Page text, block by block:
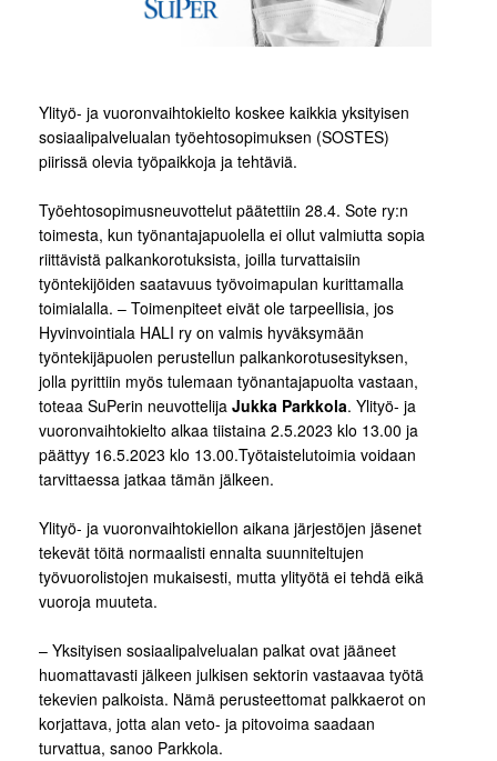
Ylityö- ja vuoronvaihtokielto koskee kaikkia yksityisen
sosiaalipalvelualan työehtosopimuksen (SOSTES)
piirissä olevia työpaikkoja ja tehtäviä.
Työehtosopimusneuvottelut päätettiin 28.4. Sote ry:n
toimesta, kun työnantajapuolella ei ollut valmiutta sopia
riittävistä palkankorotuksista, joilla turvattaisiin
työntekijöiden saatavuus työvoimapulan kurittamalla
toimialalla. – Toimenpiteet eivät ole tarpeellisia, jos
Hyvinvointiala HALI ry on valmis hyväksymään
työntekijäpuolen perustellun palkankorotusesityksen,
jolla pyrittiin myös tulemaan työnantajapuolta vastaan,
toteaa SuPerin neuvottelija Jukka Parkkola. Ylityö- ja
vuoronvaihtokielto alkaa tiistaina 2.5.2023 klo 13.00 ja
päättyy 16.5.2023 klo 13.00.Työtaistelutoimia voidaan
tarvittaessa jatkaa tämän jälkeen.
Ylityö- ja vuoronvaihtokiellon aikana järjestöjen jäsenet
tekevät töitä normaalisti ennalta suunniteltujen
työvuorolistojen mukaisesti, mutta ylityötä ei tehdä eikä
vuoroja muuteta.
– Yksityisen sosiaalipalvelualan palkat ovat jääneet
huomattavasti jälkeen julkisen sektorin vastaavaa työtä
tekevien palkoista. Nämä perusteettomat palkkaerot on
korjattava, jotta alan veto- ja pitovoima saadaan
turvattua, sanoo Parkkola.